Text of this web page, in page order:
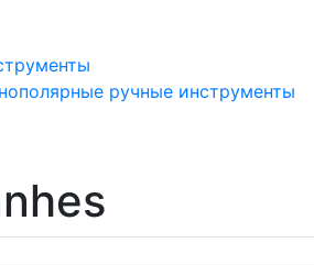
ручные инструменты